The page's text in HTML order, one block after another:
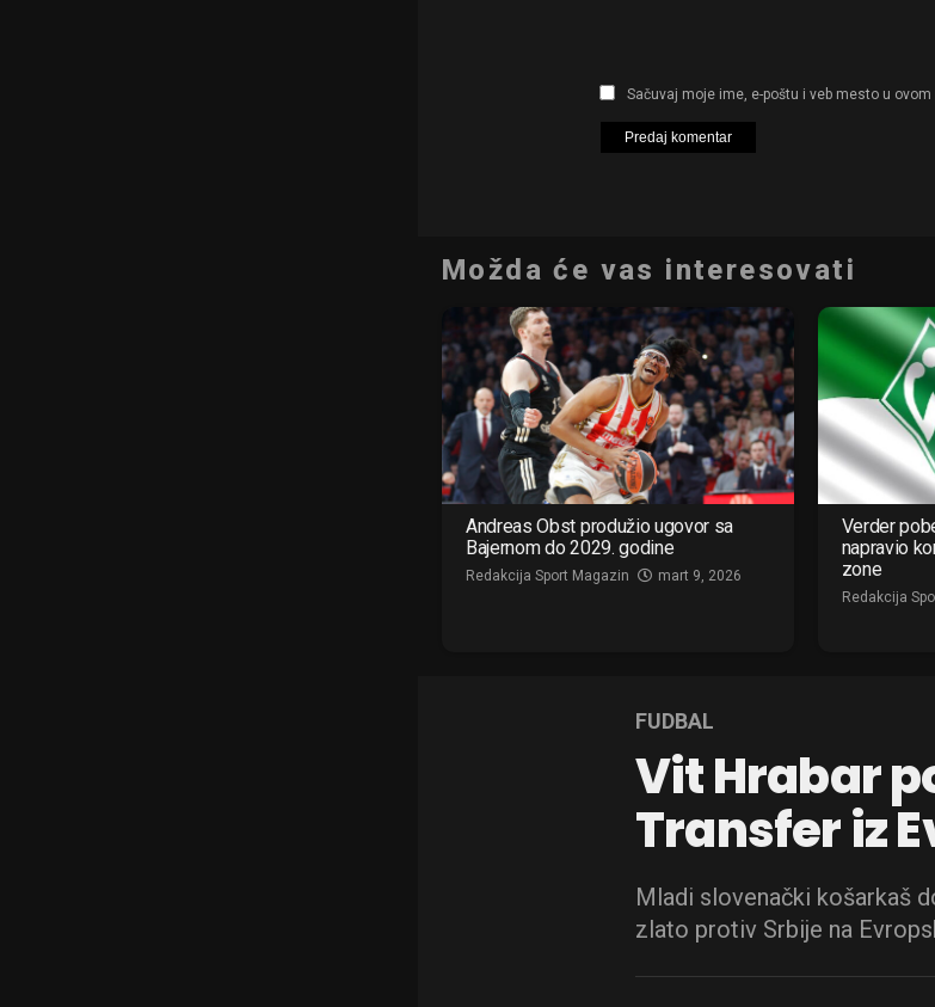
Sačuvaj moje ime, e-poštu i veb mesto u
Možda će vas interesovati
Andreas Obst produžio ugovor sa
Bajernom do 2029. godine
Redakcija Sport Magazin mart 9, 2026
Verder
napravio
zone
Redakcija
FUDBAL
Vit Hrabar
Transfer iz
Mladi slovenački košarkaš
zlato protiv Srbije na